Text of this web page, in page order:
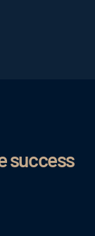
success